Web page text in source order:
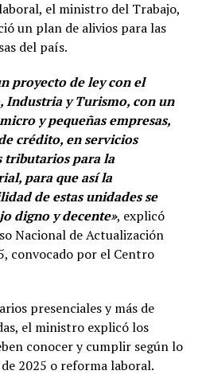
el ministro del Trabajo,
un plan de alivios para las
del país.
proyecto de ley con el
Industria y Turismo, con un
y pequeñas empresas,
crédito, en servicios
tributarios para la
para que así la
de estas unidades se
digno y decente», explicó
Nacional de Actualización
convocado por el Centro
presenciales y más de
el ministro explicó los
conocer y cumplir según lo
2025 o reforma laboral.